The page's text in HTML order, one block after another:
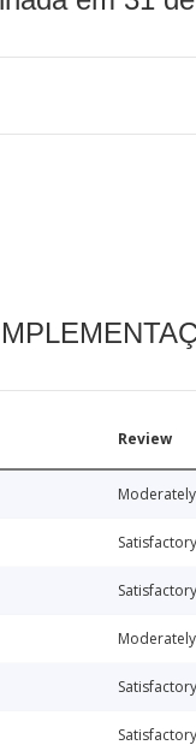
Review
Satisfactory
Satisfactory
Satisfactory
Satisfactory